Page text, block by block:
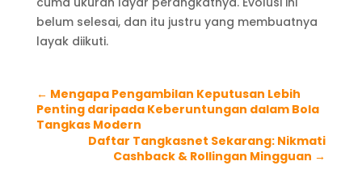
belum selesai, dan itu justru yang membuatnya
layak diikuti.
← Mengapa Pengambilan Keputusan Lebih
Penting daripada Keberuntungan dalam Bola
Tangkas Modern
Daftar Tangkasnet Sekarang: Nikmati
Cashback & Rollingan Mingguan →